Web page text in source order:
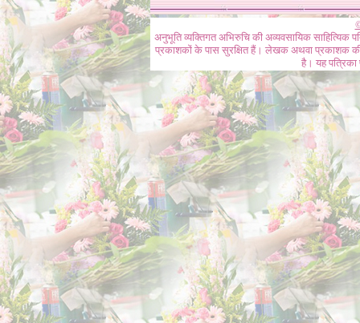
अनुभूति व्यक्तिगत अभिरुचि की अव्यवसायिक
प्रकाशकों के पास सुरक्षित हैं। लेखक अथवा प्रकाशक की
है। यह पत्रिका